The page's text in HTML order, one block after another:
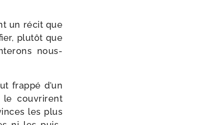
un récit que
plu­tôt que
nous-​
frap­pé d’un
le cou­vrirent
les plus